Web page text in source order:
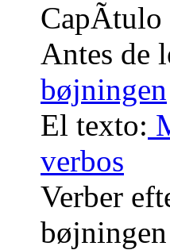
CapÃ­tulo
Antes de
bøjningen
El texto:
verbos
Verber
bøjningen